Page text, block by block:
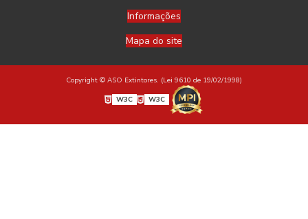
Informações
Mapa do site
Copyright © ASO Extintores. (Lei 9610 de 19/02/1998)
W3C
W3C